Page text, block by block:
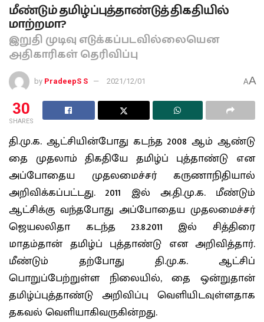
மீண்டும் தமிழ்ப்புத்தாண்டுத் திகதியில்
மாற்றமா?
இறுதி முடிவு எடுக்கப்படவில்லையென
அதிகாரிகள் தெரிவிப்பு
by PradeepS S 2021/12/01 AA
30
SHARES
தி.மு.க. ஆட்சியின்போது கடந்த 2008 ஆம் ஆண்டு
தை முதலாம் திகதியே தமிழ்ப் புத்தாண்டு என
அப்போதைய முதலமைச்சர் கருணாநிதியால்
அறிவிக்கப்பட்டது. 2011 இல் அ.தி.மு.க. மீண்டும்
ஆட்சிக்கு வந்தபோது அப்போதைய முதலமைச்சர்
ஜெயலலிதா கடந்த 23.8.2011 இல் சித்திரை
மாதம்தான் தமிழ்ப் புத்தாண்டு என அறிவித்தார்.
மீண்டும் தற்போது தி.மு.க. ஆட்சிப்
பொறுப்பேற்றுள்ள நிலையில், தை ஒன்றுதான்
தமிழ்ப்புத்தாண்டு அறிவிப்பு வெளியிடவுள்ளதாக
தகவல் வெளியாகிவருகின்றது.